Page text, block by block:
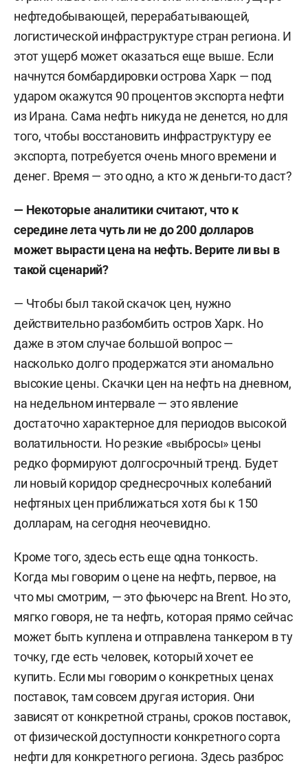
нефтедобывающей, перерабатывающей,
логистической инфраструктуре стран региона. И
этот ущерб может оказаться еще выше. Если
начнутся бомбардировки острова Харк — под
ударом окажутся 90 процентов экспорта нефти
из Ирана. Сама нефть никуда не денется, но для
того, чтобы восстановить инфраструктуру ее
экспорта, потребуется очень много времени и
денег. Время — это одно, а кто ж деньги-то даст?
— Некоторые аналитики считают, что к
середине лета чуть ли не до 200 долларов
может вырасти цена на нефть. Верите ли вы в
такой сценарий?
— Чтобы был такой скачок цен, нужно
действительно разбомбить остров Харк. Но
даже в этом случае большой вопрос —
насколько долго продержатся эти аномально
высокие цены. Скачки цен на нефть на дневном,
на недельном интервале — это явление
достаточно характерное для периодов высокой
волатильности. Но резкие «выбросы» цены
редко формируют долгосрочный тренд. Будет
ли новый коридор среднесрочных колебаний
нефтяных цен приближаться хотя бы к 150
долларам, на сегодня неочевидно.
Кроме того, здесь есть еще одна тонкость.
Когда мы говорим о цене на нефть, первое, на
что мы смотрим, — это фьючерс на Brent. Но это,
мягко говоря, не та нефть, которая прямо сейчас
может быть куплена и отправлена танкером в ту
точку, где есть человек, который хочет ее
купить. Если мы говорим о конкретных ценах
поставок, там совсем другая история. Они
зависят от конкретной страны, сроков поставок,
от физической доступности конкретного сорта
нефти для конкретного региона. Здесь разброс